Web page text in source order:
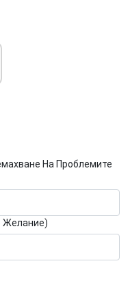
На Проблемите
Желание)